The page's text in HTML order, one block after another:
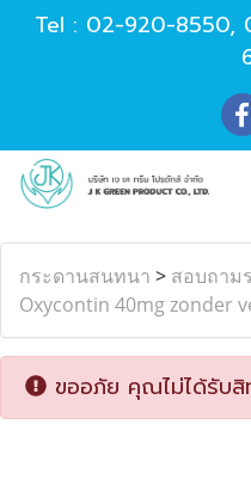
Tel : 02-920-8550,
กระดานสนทนา > สอบถาม
Oxycontin 40mg zonder
ขออภัย คุณไม่ได้รับสิ